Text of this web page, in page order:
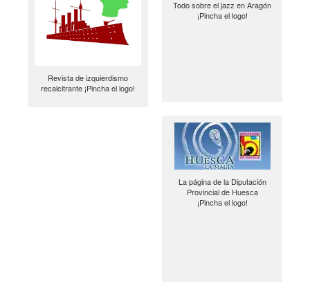
Revista de izquierdismo
recalcitrante ¡Pincha el logo!
Todo sobre el jazz en Aragón
¡Pincha el logo!
La página de la Diputación
Provincial de Huesca
¡Pincha el logo!